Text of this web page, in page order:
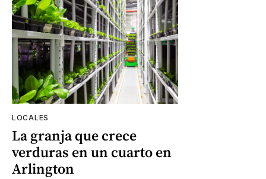
LOCALES
La granja que crece
verduras en un cuarto en
Arlington